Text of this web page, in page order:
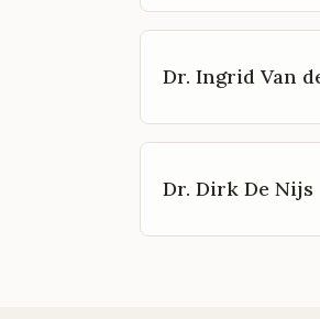
Dr. Ingrid Van
Dr. Dirk De Nijs